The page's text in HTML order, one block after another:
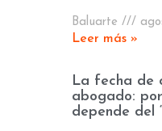
Baluarte
Leer más »
La fecha de
abogado:
depende del